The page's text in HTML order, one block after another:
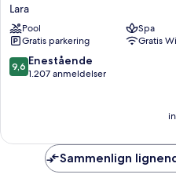
Resort
Lara
Antalya
-
Prive
Lara
Pool
Spa
Gratis parkering
Gratis
9.6
ud
anmeldelser
9,6 Enestående
1.207 anmeldelser
Sammenlign